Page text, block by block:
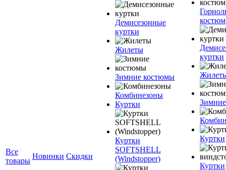
Все
товары
Новинки Скидки
Демисезонные
куртки
Жилеты
Зимние костюмы
Комбинезоны
Куртки
Куртки
SOFTSHELL
(Windstopper)
костюм
куртки
Куртки
Куртки